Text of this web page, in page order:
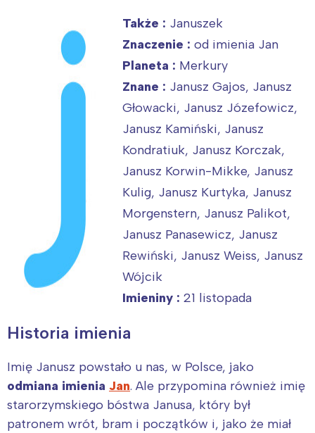
Także : Januszek
Znaczenie : od imienia Jan
Planeta : Merkury
Znane : Janusz Gajos, Janusz
Głowacki, Janusz Józefowicz,
Janusz Kamiński, Janusz
Kondratiuk, Janusz Korczak,
Janusz Korwin-Mikke, Janusz
Kulig, Janusz Kurtyka, Janusz
Morgenstern, Janusz Palikot,
Janusz Panasewicz, Janusz
Rewiński, Janusz Weiss, Janusz
Wójcik
Imieniny : 21 listopada
Historia imienia
Imię Janusz powstało u nas, w Polsce, jako
odmiana imienia Jan. Ale przypomina również imię
starorzymskiego bóstwa Janusa, który był
patronem wrót, bram i początków i, jako że miał